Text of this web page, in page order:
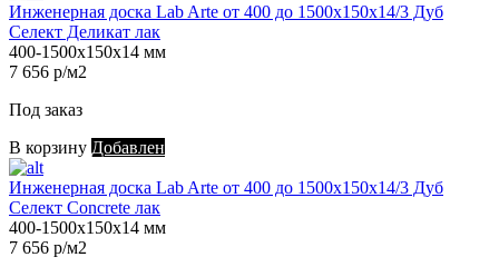
Инженерная доска Lab Arte от 400 до 1500х150х14/3 Дуб
Селект Деликат лак
400-1500х150х14 мм
7 656 р/м2
Под заказ
В корзину Добавлен
Инженерная доска Lab Arte от 400 до 1500х150х14/3 Дуб
Селект Concrete лак
400-1500х150х14 мм
7 656 р/м2